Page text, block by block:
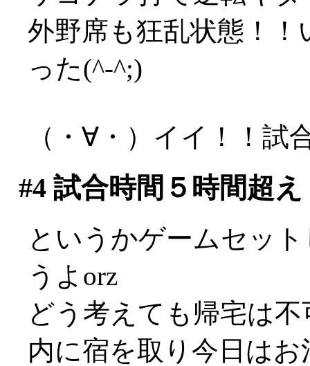
外野席も狂乱状態！
った(^-^;)
（・∀・）イイ！！試
#4試合時間５時間超え
というかゲームセッ
うよorz
どう考えても帰宅は
内に宿を取り今日は